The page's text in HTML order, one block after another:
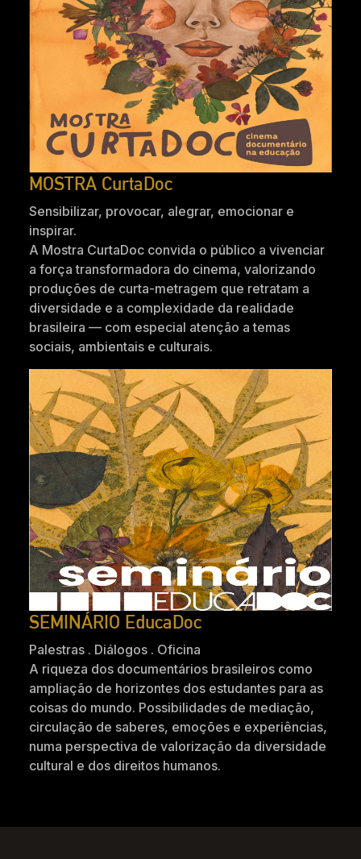
MOSTRA CurtaDoc
Sensibilizar, provocar, alegrar, emocionar e
inspirar.
A Mostra CurtaDoc convida o público a vivenciar
a força transformadora do cinema, valorizando
produções de curta-metragem que retratam a
diversidade e a complexidade da realidade
brasileira — com especial atenção a temas
sociais, ambientais e culturais.
SEMINÁRIO EducaDoc
Palestras . Diálogos . Oficina
A riqueza dos documentários brasileiros como
ampliação de horizontes dos estudantes para as
coisas do mundo. Possibilidades de mediação,
circulação de saberes, emoções e experiências,
numa perspectiva de valorização da diversidade
cultural e dos direitos humanos.